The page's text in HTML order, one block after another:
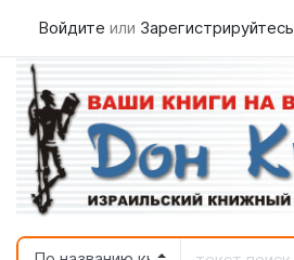
Войдите или Зарегистрируйтесь